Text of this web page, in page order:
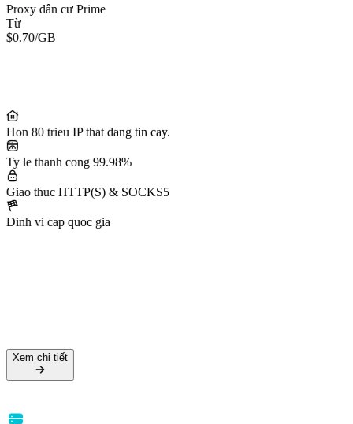
Proxy dân cư Prime
Từ
$0.70/GB
Hon 80 trieu IP that dang tin cay.
Ty le thanh cong 99.98%
Giao thuc HTTP(S) & SOCKS5
Dinh vi cap quoc gia
Xem chi tiết